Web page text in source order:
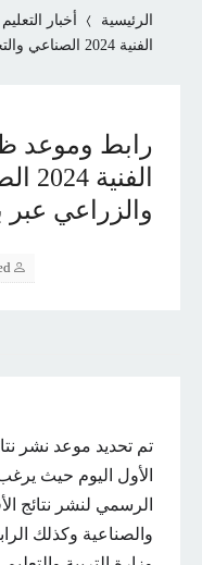
الرئيسية أخبار التعليم
الفنية 2024 الصناعي والتجاري والزراعي عبر بوابة التعليم الفني
رابط وموعد
والزراعي عبر
الأول اليوم حيث
الرسمي لنشر نتائج
والصناعية وكذلك